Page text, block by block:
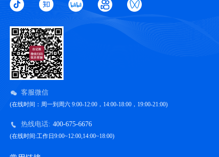
客服微信
(在线时间：周一到周六 9:00-12:00，14:00-18:00，19:00-21:00)
热线电话: 400-675-6676
(在线时间:工作日9:00~12:00,14:00~18:00)